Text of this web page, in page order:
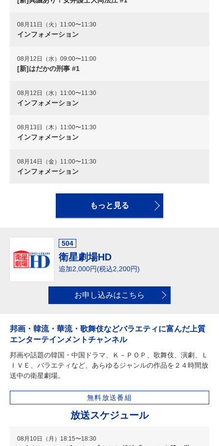
08月11日（火）11:00〜11:30
インフォメーション
08月12日（水）09:00〜11:00
[新]はだかの刑事 #1
08月12日（水）11:00〜11:30
インフォメーション
08月13日（木）11:00〜11:30
インフォメーション
08月14日（金）11:00〜11:30
インフォメーション
もっと見る
504
衛星劇場HD
追加2,000円(税込2,200円)
お申し込みはこちら
邦画・韓流・華流・歌舞伎などバラエティに富んだ上質
エンターテインメントチャンネル
邦画や話題の韓国・中国ドラマ、Ｋ－ＰＯＰ、歌舞伎、演劇、Ｌ
ＩＶＥ、バラエティなど、あらゆるジャンルの作品を２４時間放
送中の衛星劇場。
無料放送番組
放送スケジュール
08月10日（月）18:15〜18:30